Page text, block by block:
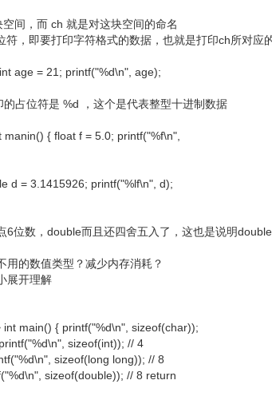
空间，而 ch 就是对这块空间的命名
符，即要打印字符格式的数据，也就是打印ch所对应
age = 21; printf("%d\n", age);
占位符是 %d ，这个是代表整型十进制数据
{ float f = 5.0; printf("%f\n",
d = 3.1415926; printf("%lf\n", d);
6位数，double而且还四舍五入了，这也是说明
用的数值类型？减少内存消耗？
展开理解
main() { printf("%d\n", sizeof(char));
sizeof(int)); // 4
sizeof(long long)); // 8
sizeof(double)); // 8 return